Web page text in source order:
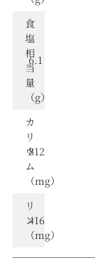
⾷
塩
相
当
量
（g）
6.1
カ
リ
ウ
ム
（mg）
812
リ
ン
（mg）
416